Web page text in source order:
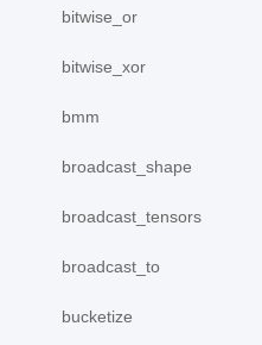
bitwise_or
bitwise_xor
bmm
broadcast_shape
broadcast_tensors
broadcast_to
bucketize